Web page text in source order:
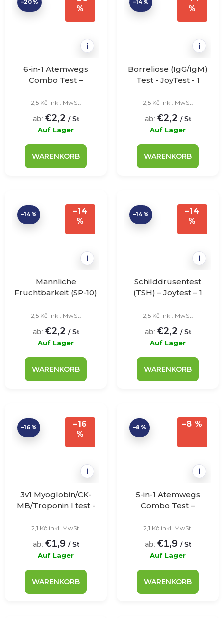
%
i
–20 %
6-in-1 Atemwegs
Combo Test –
2,5 Kč inkl. MwSt.
ab: €2,2 / St
Auf Lager
WARENKORB
%
i
–14 %
Borreliose (IgG/IgM)
Test - JoyTest - 1
2,5 Kč inkl. MwSt.
ab: €2,2 / St
Auf Lager
WARENKORB
–14
%
i
–14 %
Männliche
Fruchtbarkeit (SP-10)
Stück
2,5 Kč inkl. MwSt.
ab: €2,2 / St
Auf Lager
WARENKORB
–14
%
i
–14 %
Schilddrüsentest
(TSH) – Joytest – 1
2,5 Kč inkl. MwSt.
ab: €2,2 / St
Auf Lager
WARENKORB
–16
%
i
–16 %
3v1 Myoglobin/CK-
MB/Troponin I test -
2,1 Kč inkl. MwSt.
ab: €1,9 / St
Auf Lager
WARENKORB
–8 %
i
–8 %
5-in-1 Atemwegs
Combo Test –
2,1 Kč inkl. MwSt.
ab: €1,9 / St
Auf Lager
WARENKORB